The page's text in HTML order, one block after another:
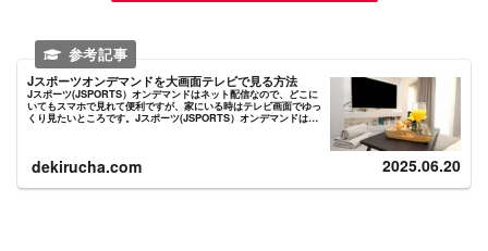
Jスポーツオンデマンドを大画面テレビで見る方法
Jスポーツ(JSPORTS）オンデマンドはネット配信なので、どこに
いてもスマホで見れて便利ですが、家にいる時はテレビ画面でゆっ
くり見たいところです。Jスポーツ(JSPORTS）オンデマンドは、
dekirucha.com 2025.06.20